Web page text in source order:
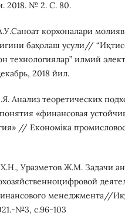
2018. № 2. С. 80.
корхоналари
баҳолаш усули//
технологиялар” илмий
2018 йил.
Анализ теоретических
«финансовая
// Економіка
Уразметов Ж.М. Задачи
менеджмента//
№3, с.96-103